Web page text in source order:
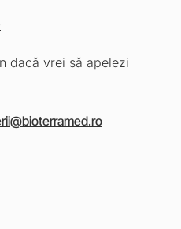
dacă vrei să apelezi